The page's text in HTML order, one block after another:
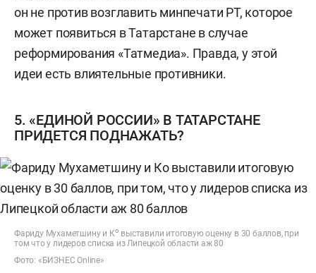
он не против возглавить минпечати РТ, которое
может появиться в Татарстане в случае
реформирования «Татмедиа». Правда, у этой
идеи есть влиятельные противники.
5. «ЕДИНОЙ РОССИИ» В ТАТАРСТАНЕ
ПРИДЕТСЯ ПОДНАЖАТЬ?
Фариду Мухаметшину и Ко выставили итоговую оценку в 30 баллов, при
том что у лидеров списка из Липецкой области аж 80
Фото: «БИЗНЕС Online»